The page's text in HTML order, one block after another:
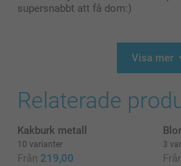
valt att beställa hos oss 😊
Varma hälsningar
supersnabbt att få dom:)
Visa mer
Relaterade
Kakburk metall
10 varianter
Från 219,00
3